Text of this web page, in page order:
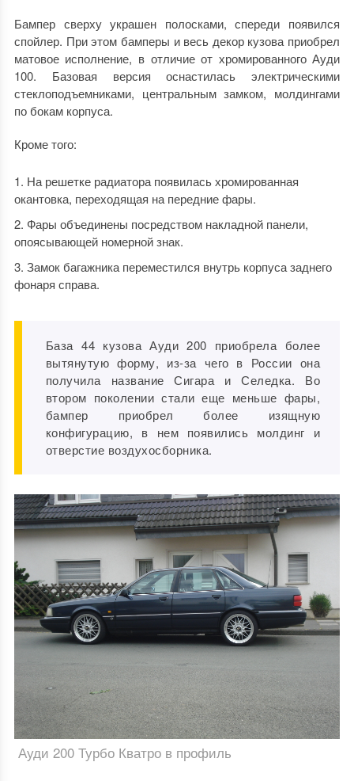
Бампер сверху украшен полосками, спереди появился
спойлер. При этом бамперы и весь декор кузова приобрел
матовое исполнение, в отличие от хромированного Ауди
100. Базовая версия оснастилась электрическими
стеклоподъемниками, центральным замком, молдингами
по бокам корпуса.
Кроме того:
На решетке радиатора появилась хромированная
окантовка, переходящая на передние фары.
Фары объединены посредством накладной панели,
опоясывающей номерной знак.
Замок багажника переместился внутрь корпуса заднего
фонаря справа.
База 44 кузова Ауди 200 приобрела более
вытянутую форму, из-за чего в России она
получила название Сигара и Селедка. Во
втором поколении стали еще меньше фары,
бампер приобрел более изящную
конфигурацию, в нем появились молдинг и
отверстие воздухосборника.
Ауди 200 Турбо Кватро в профиль